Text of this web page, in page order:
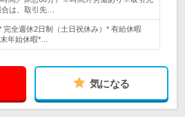
は、取引先…
全週休2日制（土日祝休み）* 有給休暇
年始休暇*…
気になる